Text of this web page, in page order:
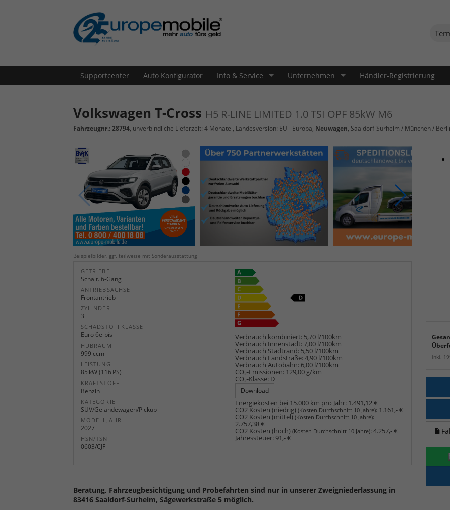
Supportcenter Auto Konfigurator Info & Service Unternehmen Händler-Registrierung
Volkswagen T-Cross H5 R-LINE LIMITED 1.0 TSI OPF 85kW M6
Fahrzeugnr.: 28794, unverbindliche Lieferzeit: 4 Monate , Landesversion: EU - Europa, Neuwagen, Saaldorf-Surheim / München /
inkl.
Beispielbilder, ggf. teilweise mit Sonderausstattung
GETRIEBE
Schalt. 6-Gang
ANTRIEBSACHSE
Frontantrieb
ZYLINDER
3
SCHADSTOFFKLASSE
Euro 6e-bis
HUBRAUM
999 ccm
LEISTUNG
85 kW (116 PS)
KRAFTSTOFF
Benzin
KATEGORIE
SUV/Geländewagen/Pickup
MODELLJAHR
2027
HSN/TSN
0603/CJF
Verbrauch kombiniert: 5,70 l/100km
Verbrauch Innenstadt:7,00 l/100km
Verbrauch Stadtrand: 5,50 l/100km
Verbrauch Landstraße:4,90 l/100km
Verbrauch Autobahn: 6,00 l/100km
CO2-Emissionen: 129,00 g/km
CO2-Klasse: D
Download
Energiekosten bei 15.000 km pro Jahr: 1.491,12 €
CO2 Kosten (niedrig)(Kosten Durchschnitt 10 Jahre): 1.161,- €
CO2 Kosten (mittel)(Kosten Durchschnitt 10 Jahre):
2.757,38 €
CO2 Kosten (hoch)(Kosten Durchschnitt 10 Jahre):4.257,- €
Jahressteuer: 91,- €
Beratung, Fahrzeugbesichtigung und Probefahrten sind nur in unserer Zweigniederlassung in
83416 Saaldorf-Surheim, Sägewerkstraße 5 möglich.